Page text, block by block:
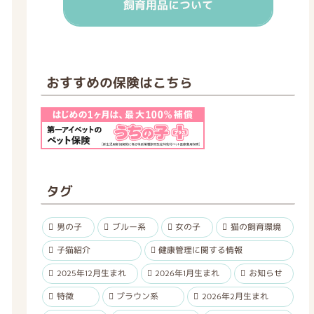
飼育用品について
おすすめの保険はこちら
タグ
男の子 ブルー系 女の子 猫の飼育環境
子猫紹介 健康管理に関する情報
2025年12月生まれ 2026年1月生まれ お知らせ
特徴 ブラウン系 2026年2月生まれ